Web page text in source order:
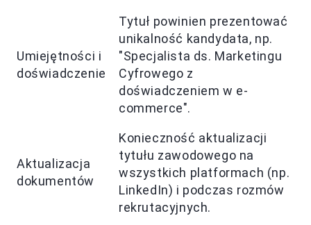
Umiejętności i
doświadczenie
Tytuł powinien prezentować
unikalność kandydata, np.
"Specjalista ds. Marketingu
Cyfrowego z
doświadczeniem w e-
commerce".
Aktualizacja
dokumentów
Konieczność aktualizacji
tytułu zawodowego na
wszystkich platformach (np.
LinkedIn) i podczas rozmów
rekrutacyjnych.